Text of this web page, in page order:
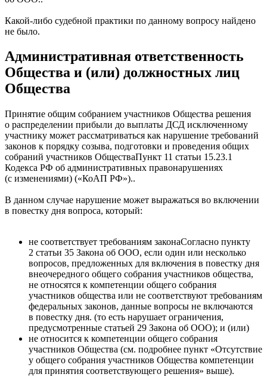
Какой-либо судебной практики по данному вопросу найдено
не было.
Административная ответственность
Общества и (или) должностных лиц
Общества
Принятие общим собранием участников Общества решения
о распределении прибыли до выплаты ДСД исключенному
участнику может рассматриваться как нарушение требований
законов к порядку созыва, подготовки и проведения общих
собраний участников ОбществаПункт 11 статьи 15.23.1
Кодекса РФ об административных правонарушениях
(с изменениями) («КоАП РФ»)..
В данном случае нарушение может выражаться во включении
в повестку дня вопроса, который:
не соответствует требованиям законаСогласно пункту
2 статьи 35 Закона об ООО, если один или несколько
вопросов, предложенных для включения в повестку дня
внеочередного общего собрания участников общества,
не относятся к компетенции общего собрания
участников общества или не соответствуют требованиям
федеральных законов, данные вопросы не включаются
в повестку дня. (то есть нарушает ограничения,
предусмотренные статьей 29 Закона об ООО); и (или)
не относится к компетенции общего собрания
участников Общества (см. подробнее пункт «Отсутствие
у общего собрания участников Общества компетенции
для принятия соответствующего решения» выше).